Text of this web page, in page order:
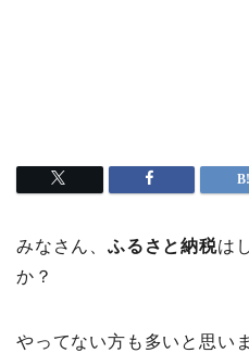
みなさん、 ふるさと納税は
か？
やってない方も多いと思い